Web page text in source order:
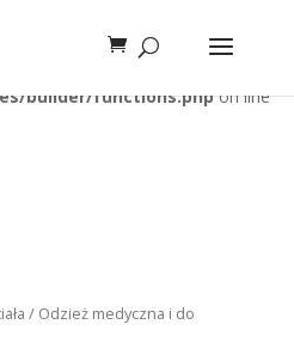
offset on false in
bhppibo.pl/public_html/wp-
builder/functions.phpon line
/ Odzież medyczna i do